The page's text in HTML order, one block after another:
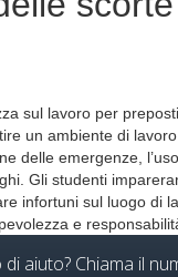
sul lavoro per
un ambiente di
delle emergenze,
Gli studenti
infortuni sul luogo di
e
aiuto? Chiama il